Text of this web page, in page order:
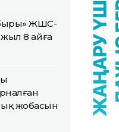
ЖШС-
8 айға
жобасын